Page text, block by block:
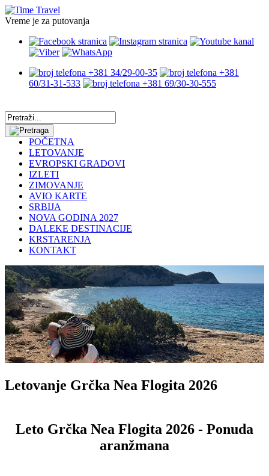
Vreme je za putovanja
+381 34/29-00-35
+381
60/31-31-533
+381 69/30-30-555
POČETNA
LETOVANJE
EVROPSKI GRADOVI
IZLETI
ZIMOVANJE
AVIO KARTE
SRBIJA
NOVA GODINA 2027
DALEKE DESTINACIJE
KRSTARENJA
KONTAKT
Letovanje Grčka Nea Flogita 2026
Leto Grčka Nea Flogita 2026 - Ponuda
aranžmana